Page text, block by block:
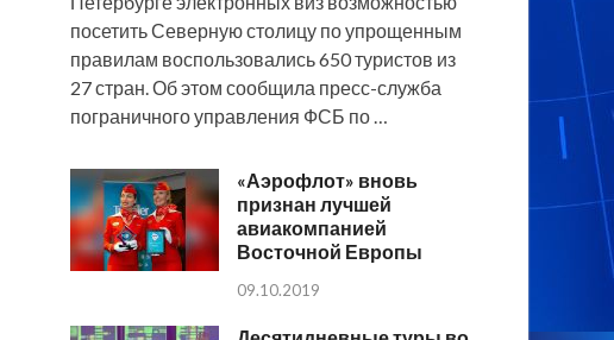
посетить Северную столицу по упрощенным
правилам воспользовались 650 туристов из
27 стран. Об этом сообщила пресс-служба
пограничного управления ФСБ по …
«Аэрофлот» вновь
признан лучшей
авиакомпанией
Восточной Европы
09.10.2019